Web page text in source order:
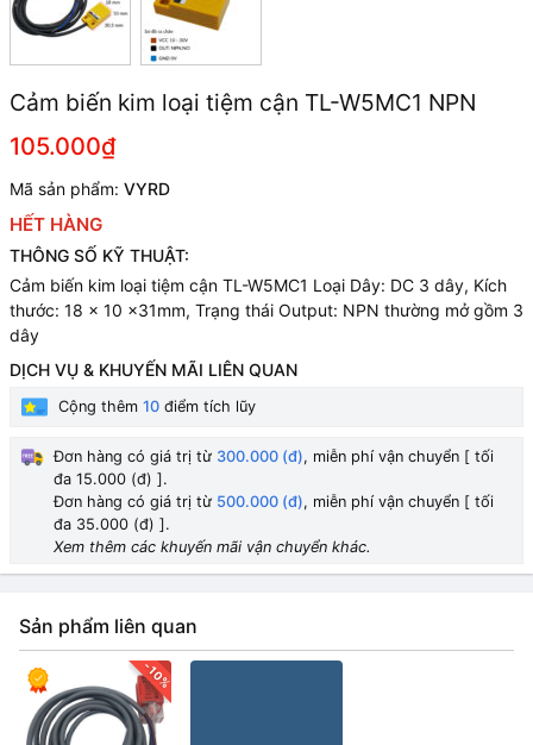
Cảm biến kim loại tiệm cận TL-W5MC1 NPN
105.000₫
Mã sản phẩm: VYRD
HẾT HÀNG
THÔNG SỐ KỸ THUẬT:
Cảm biến kim loại tiệm cận TL-W5MC1 Loại Dây: DC 3 dây, Kích
thước: 18 x 10 x31mm, Trạng thái Output: NPN thường mở gồm 3
dây
DỊCH VỤ & KHUYẾN MÃI LIÊN QUAN
Cộng thêm 10 điểm tích lũy
Đơn hàng có giá trị từ 300.000 (đ), miễn phí vận chuyển [ tối
đa 15.000 (đ) ].
Đơn hàng có giá trị từ 500.000 (đ), miễn phí vận chuyển [ tối
đa 35.000 (đ) ].
Xem thêm các khuyến mãi vận chuyển khác.
Sản phẩm liên quan
-10%